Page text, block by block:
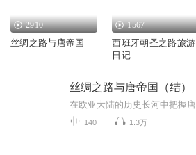
2910
丝绸之路与唐帝国
1567
西班牙朝圣之路旅游
日记
丝绸之路与唐帝国（结）
140 1.3万